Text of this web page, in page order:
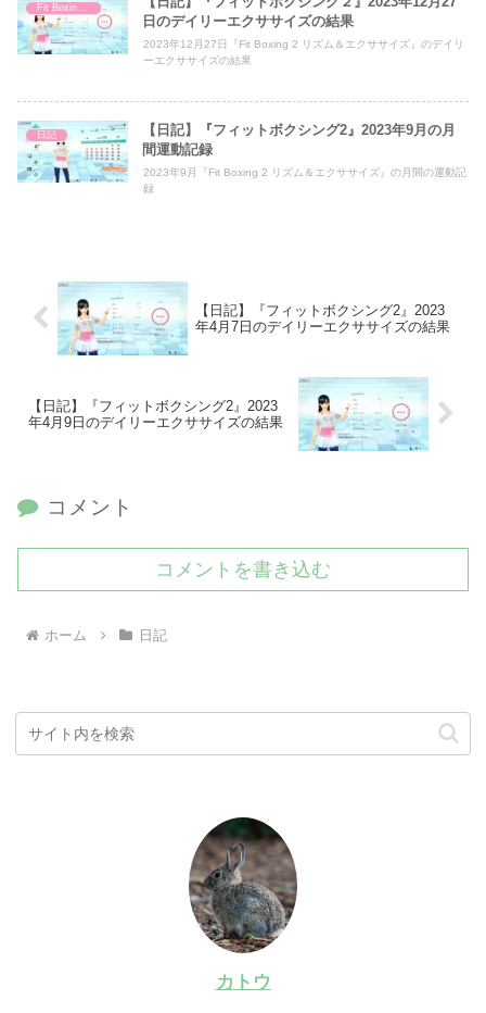
日のデイリーエクササイズの結果
2023年12月27日『Fit Boxing 2 リズム＆エクササイズ』のデイリ
ーエクササイズの結果
日記
【日記】『フィットボクシング2』2023年9月の月
間運動記録
2023年9月『Fit Boxing 2 リズム＆エクササイズ』の月間の運動記
録
【日記】『フィットボクシング2』2023
年4月7日のデイリーエクササイズの結果
【日記】『フィットボクシング2』2023
年4月9日のデイリーエクササイズの結果
コメント
コメントを書き込む
ホーム 日記
カトウ